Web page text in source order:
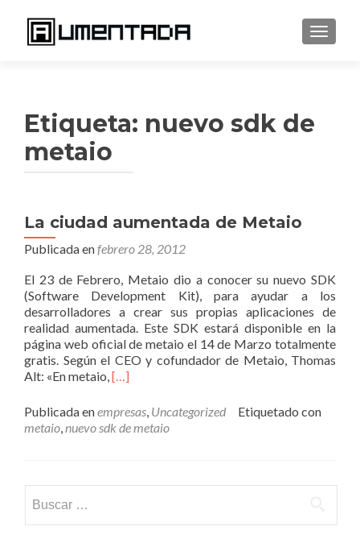
Etiqueta: nuevo sdk de
metaio
La ciudad aumentada de Metaio
Publicada enfebrero 28, 2012
El 23 de Febrero, Metaio dio a conocer su nuevo SDK
(Software Development Kit), para ayudar a los
desarrolladores a crear sus propias aplicaciones de
realidad aumentada. Este SDK estará disponible en la
página web oficial de metaio el 14 de Marzo totalmente
gratis. Según el CEO y cofundador de Metaio, Thomas
Alt: «En metaio,Leer
ciudad
aumentada
[…]
Publicada enempresas, Uncategorized
Etiquetado con
metaio,nuevo sdk de metaio